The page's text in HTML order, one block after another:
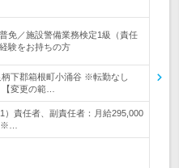
免／施設警備業務検定1級（責任
験をお持ちの方
柄下郡箱根町小涌谷 ※転勤なし
【変更の範…
）責任者、副責任者：月給295,000
※…